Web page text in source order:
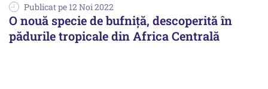
Publicat pe 12 Noi 2022
O nouă specie de bufniță, descoperită în
pădurile tropicale din Africa Centrală